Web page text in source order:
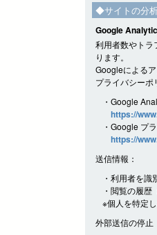
◆サイトの分
Google
利用者数やトラ
ります。
Googleによる
プライバシーポ
・Google
https://
・Google プ
https://
送信情報：
・利用者を識
・閲覧の履
※個人を特定
外部送信の停止